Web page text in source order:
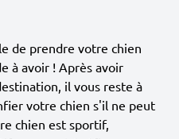
de prendre votre chien
à avoir ! Après avoir
il vous reste à
votre chien s'il ne peut
chien est sportif,